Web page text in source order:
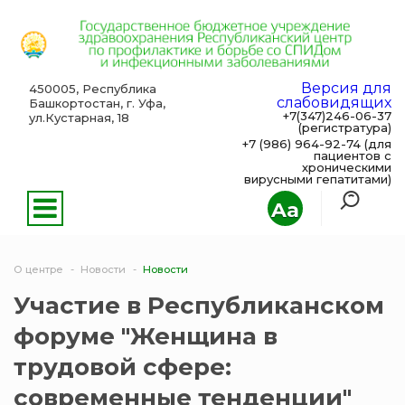
Aa
450005, Республика
Башкортостан, г. Уфа,
ул.Кустарная, 18
Версия для
слабовидящих
+7(347)246-06-37
(регистратура)
+7 (986) 964-92-74 (для
пациентов с
хроническими
вирусными гепатитами)
О центре Новости Новости
Участие в Республиканском
форуме "Женщина в
трудовой сфере:
современные тенденции"